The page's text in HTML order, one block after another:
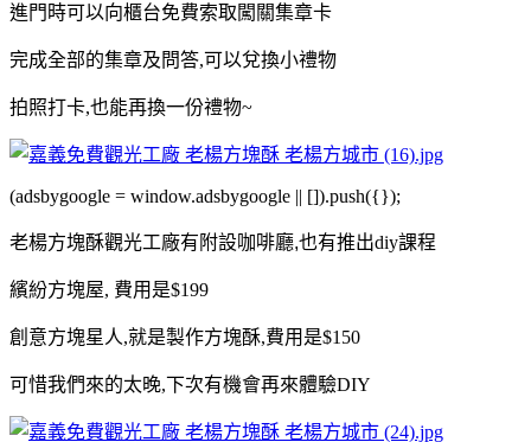
進門時可以向櫃台免費索取闖關集章卡
完成全部的集章及問答,可以兌換小禮物
拍照打卡,也能再換一份禮物~
(adsbygoogle = window.adsbygoogle || []).push({});
老楊方塊酥觀光工廠有附設咖啡廳,也有推出diy課程
繽紛方塊屋, 費用是$199
創意方塊星人,就是製作方塊酥,費用是$150
可惜我們來的太晚,下次有機會再來體驗DIY